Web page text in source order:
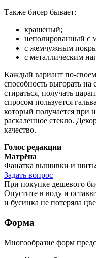
Также бисер бывает:
крашеный;
неполированный с
с жемчужным
с металлическим
Каждый вариант по-
способность выгорать на
стираться, получать
спросом пользуется
который получается при
раскаленное стекло.
качество.
Голос редакции
Матрёна
Фанатка вышивки и
Задать вопрос
При покупке дешевого
Опустите в воду и
и бусинка не потеряла
Форма
Многообразие форм